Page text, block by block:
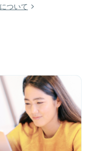
ついて